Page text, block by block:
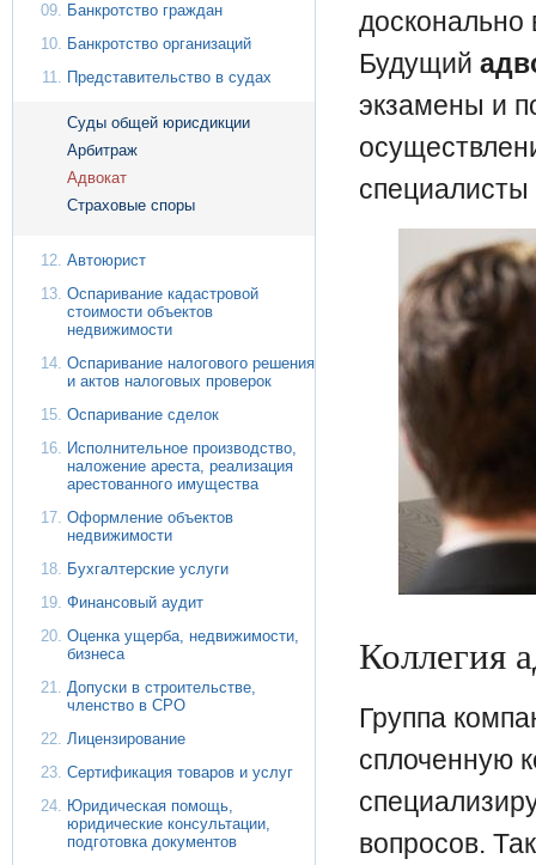
Банкротство граждан
Банкротство организаций
Представительство в судах
Суды общей юрисдикции
Арбитраж
Адвокат
Страховые споры
Автоюрист
Оспаривание кадастровой
стоимости объектов
недвижимости
Оспаривание налогового решения
и актов налоговых проверок
Оспаривание сделок
Исполнительное производство,
наложение ареста, реализация
арестованного имущества
Оформление объектов
недвижимости
Бухгалтерские услуги
Финансовый аудит
Оценка ущерба, недвижимости,
бизнеса
Допуски в строительстве,
членство в СРО
Лицензирование
Сертификация товаров и услуг
Юридическая помощь,
юридические консультации,
подготовка документов
досконально
Будущий
экзамены и
Коллегия
Группа
сплоченную
вопросов.